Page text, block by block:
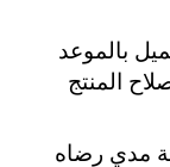
بالموعد
المنتج
مدي رضاه